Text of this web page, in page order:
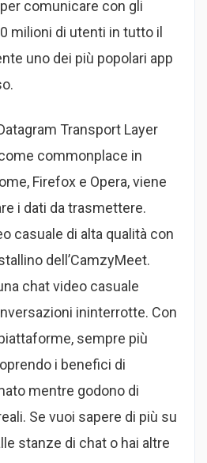
comunicare con gli
milioni di utenti in tutto il
uno dei più popolari app
Transport Layer
commonplace in
Firefox e Opera, viene
i dati da trasmettere.
casuale di alta qualità con
dell’CamzyMeet.
chat video casuale
ininterrotte. Con
sempre più
i benefici di
mentre godono di
Se vuoi sapere di più su
stanze di chat o hai altre